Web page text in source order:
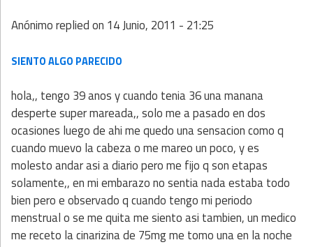
Anónimoreplied on 14 Junio, 2011 - 21:25
SIENTO ALGO PARECIDO
hola,, tengo 39 anos y cuando tenia 36 una manana
desperte super mareada,, solo me a pasado en dos
ocasiones luego de ahi me quedo una sensacion como q
cuando muevo la cabeza o me mareo un poco, y es
molesto andar asi a diario pero me fijo q son etapas
solamente,, en mi embarazo no sentia nada estaba todo
bien pero e observado q cuando tengo mi periodo
menstrual o se me quita me siento asi tambien, un medico
me receto la cinarizina de 75mg me tomo una en la noche